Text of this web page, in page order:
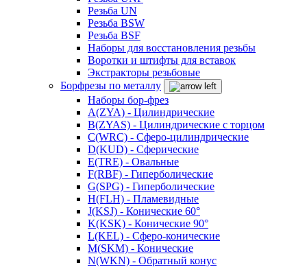
Резьба UN
Резьба BSW
Резьба BSF
Наборы для восстановления резьбы
Воротки и штифты для вставок
Экстракторы резьбовые
Борфрезы по металлу
Наборы бор-фрез
A(ZYA) - Цилиндрические
B(ZYAS) - Цилиндрические с торцом
C(WRC) - Сферо-цилиндрические
D(KUD) - Сферические
E(TRE) - Овальные
F(RBF) - Гиперболические
G(SPG) - Гиперболические
H(FLH) - Пламевидные
J(KSJ) - Конические 60°
K(KSK) - Конические 90°
L(KEL) - Сферо-конические
M(SKM) - Конические
N(WKN) - Обратный конус